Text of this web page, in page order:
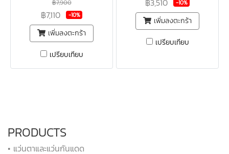
฿7,900
฿7,110 -10%
เพิ่มลงตะกร้า
เปรียบเทียบ
-10%
เพิ่มลงตะกร้า
เปรียบเทียบ
PRODUCTS
• แว่นตาและแว่นกันแดด